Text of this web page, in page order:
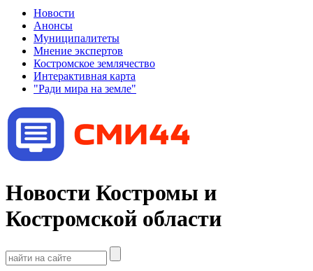
Новости
Анонсы
Муниципалитеты
Мнение экспертов
Костромское землячество
Интерактивная карта
"Ради мира на земле"
Новости Костромы и
Костромской области